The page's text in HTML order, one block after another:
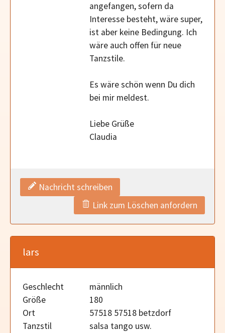
angefangen, sofern da
Interesse besteht, wäre super,
ist aber keine Bedingung. Ich
wäre auch offen für neue
Tanzstile.
Es wäre schön wenn Du dich
bei mir meldest.
Liebe Grüße
Claudia
Nachricht schreiben
Link zum Löschen anfordern
lars
Geschlecht
männlich
Größe
180
Ort
57518 57518 betzdorf
Tanzstil
salsa tango usw.